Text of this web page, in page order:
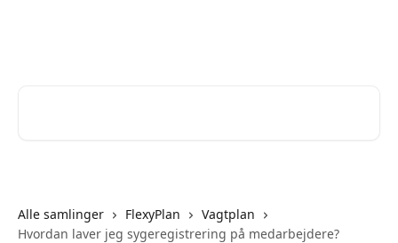
Alle samlinger FlexyPlan
Vagtplan
Hvordan laver jeg sygeregistrering på medarbejdere?